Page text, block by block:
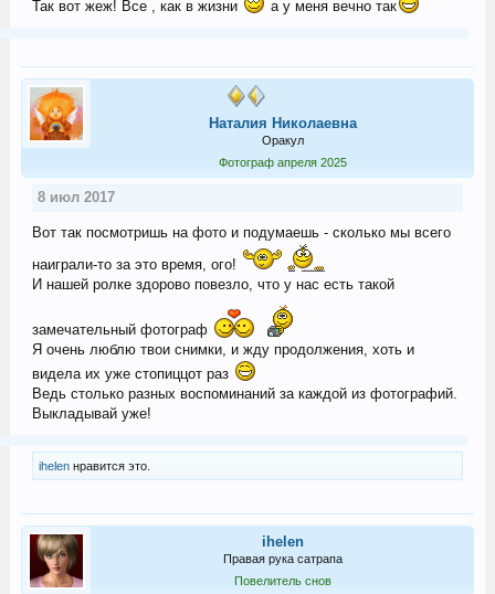
Так вот жеж! Все , как в жизни а у меня вечно так
Наталия Николаевна
Оракул
Фотограф апреля 2025
8 июл 2017
Вот так посмотришь на фото и подумаешь - сколько мы всего
наиграли-то за это время, ого!
И нашей ролке здорово повезло, что у нас есть такой
замечательный фотограф
Я очень люблю твои снимки, и жду продолжения, хоть и
видела их уже стопиццот раз
Ведь столько разных воспоминаний за каждой из фотографий.
Выкладывай уже!
ihelenнравится это.
ihelen
Правая рука сатрапа
Повелитель снов